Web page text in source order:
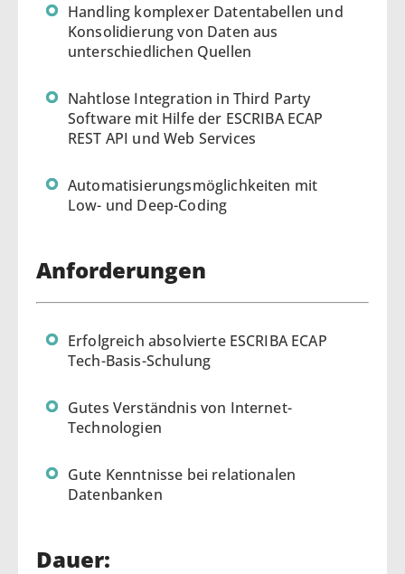
Handling komplexer Datentabellen und
Konsolidierung von Daten aus
unterschiedlichen Quellen
Nahtlose Integration in Third Party
Software mit Hilfe der ESCRIBA ECAP
REST API und Web Services
Automatisierungsmöglichkeiten mit
Low- und Deep-Coding
Anforderungen
Erfolgreich absolvierte ESCRIBA ECAP
Tech-Basis-Schulung
Gutes Verständnis von Internet-
Technologien
Gute Kenntnisse bei relationalen
Datenbanken
Dauer: